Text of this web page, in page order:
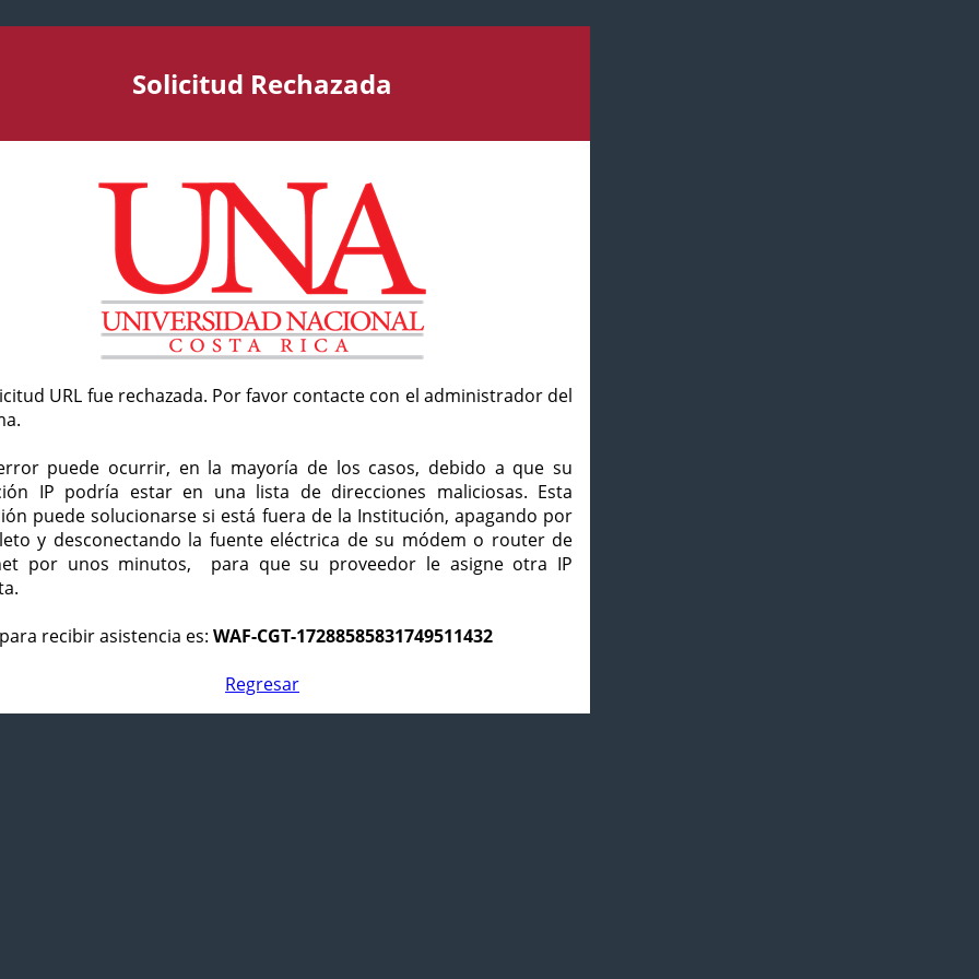
Solicitud Rechazada
URL fue rechazada. Por favor contacte con el administrador del
puede ocurrir, en la mayoría de los casos, debido a que su
IP podría estar en una lista de direcciones maliciosas. Esta
puede solucionarse si está fuera de la Institución, apagando por
y desconectando la fuente eléctrica de su módem o router de
por unos minutos, para que su proveedor le asigne otra IP
recibir asistencia es: WAF-CGT-17288585831749511432
Regresar